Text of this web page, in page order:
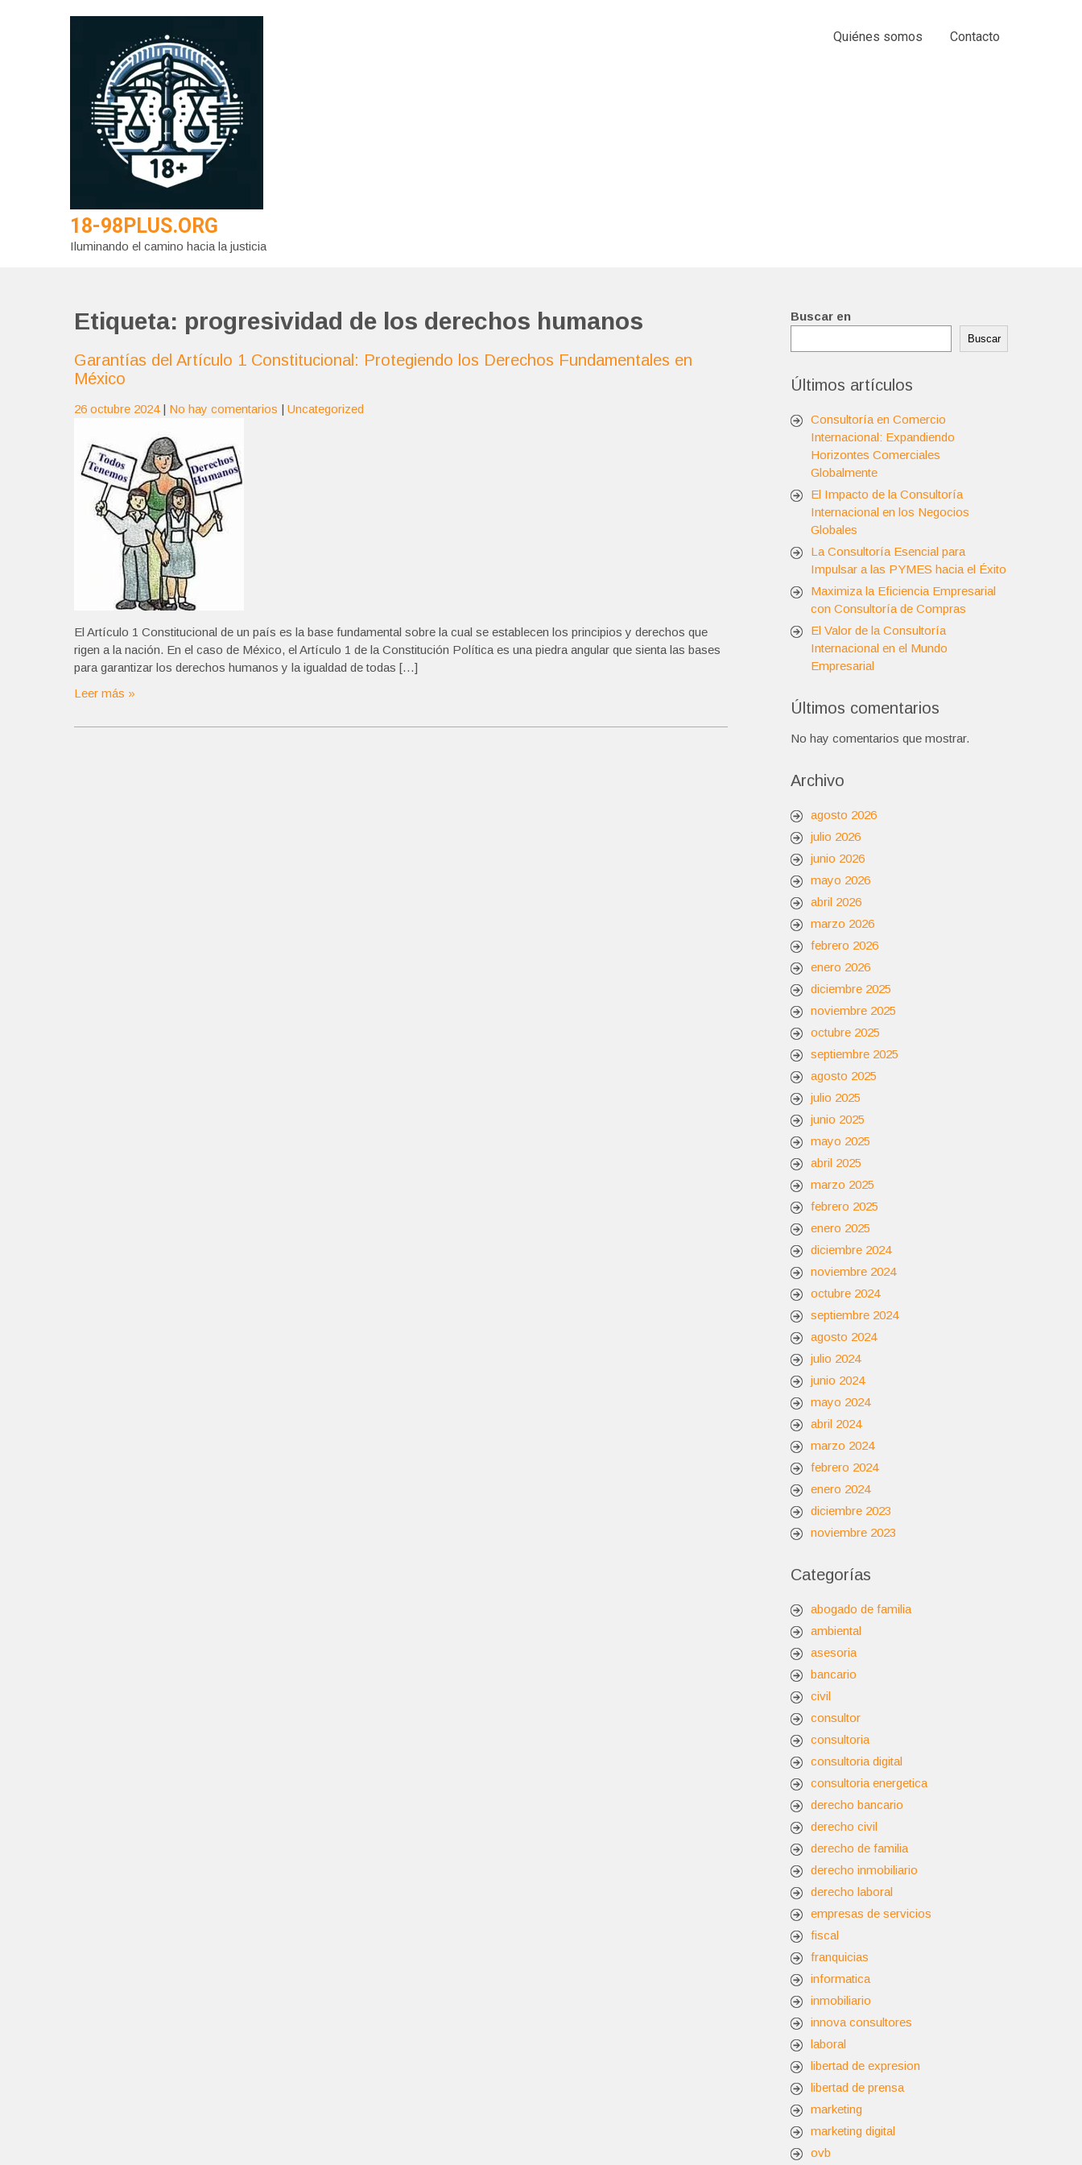
18-98PLUS.ORG
Iluminando el camino hacia la justicia
Quiénes somos Contacto
Etiqueta: progresividad de los derechos humanos
Garantías del Artículo 1 Constitucional: Protegiendo los Derechos Fundamentales en
México
26 octubre 2024 | No hay comentarios | Uncategorized
El Artículo 1 Constitucional de un país es la base fundamental sobre la cual se establecen los principios y derechos que
rigen a la nación. En el caso de México, el Artículo 1 de la Constitución Política es una piedra angular que sienta las bases
para garantizar los derechos humanos y la igualdad de todas […]
Leer más »
Buscar en
Buscar
Últimos artículos
Consultoría en Comercio
Internacional: Expandiendo
Horizontes Comerciales
Globalmente
El Impacto de la Consultoría
Internacional en los Negocios
Globales
La Consultoría Esencial para
Impulsar a las PYMES hacia el Éxito
Maximiza la Eficiencia Empresarial
con Consultoría de Compras
El Valor de la Consultoría
Internacional en el Mundo
Empresarial
Últimos comentarios
No hay comentarios que mostrar.
Archivo
agosto 2026
julio 2026
junio 2026
mayo 2026
abril 2026
marzo 2026
febrero 2026
enero 2026
diciembre 2025
noviembre 2025
octubre 2025
septiembre 2025
agosto 2025
julio 2025
junio 2025
mayo 2025
abril 2025
marzo 2025
febrero 2025
enero 2025
diciembre 2024
noviembre 2024
octubre 2024
septiembre 2024
agosto 2024
julio 2024
junio 2024
mayo 2024
abril 2024
marzo 2024
febrero 2024
enero 2024
diciembre 2023
noviembre 2023
Categorías
abogado de familia
ambiental
asesoria
bancario
civil
consultor
consultoria
consultoria digital
consultoria energetica
derecho bancario
derecho civil
derecho de familia
derecho inmobiliario
derecho laboral
empresas de servicios
fiscal
franquicias
informatica
inmobiliario
innova consultores
laboral
libertad de expresion
libertad de prensa
marketing
marketing digital
ovb